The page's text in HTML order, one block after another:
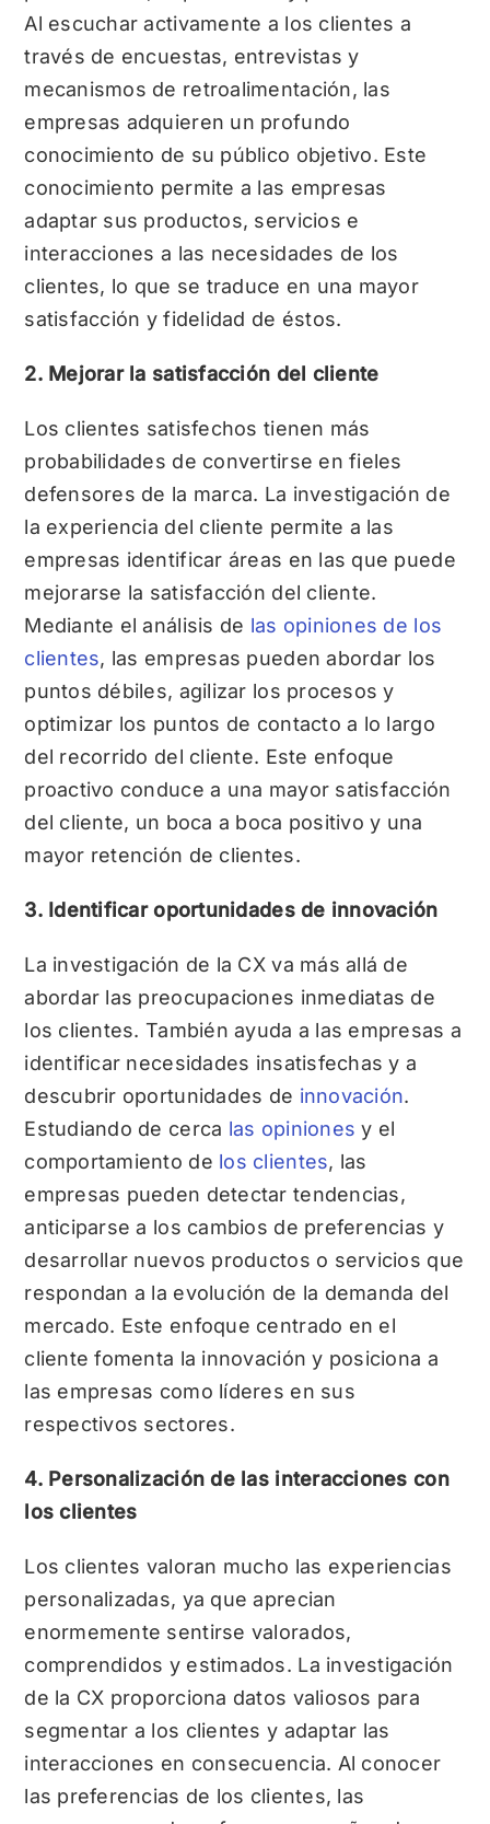
Al escuchar activamente a los clientes a
través de encuestas, entrevistas y
mecanismos de retroalimentación, las
empresas adquieren un profundo
conocimiento de su público objetivo. Este
conocimiento permite a las empresas
adaptar sus productos, servicios e
interacciones a las necesidades de los
clientes, lo que se traduce en una mayor
satisfacción y fidelidad de éstos.
2. Mejorar la satisfacción del cliente
Los clientes satisfechos tienen más
probabilidades de convertirse en fieles
defensores de la marca. La investigación de
la experiencia del cliente permite a las
empresas identificar áreas en las que puede
mejorarse la satisfacción del cliente.
Mediante el análisis de las opiniones de los
clientes, las empresas pueden abordar los
puntos débiles, agilizar los procesos y
optimizar los puntos de contacto a lo largo
del recorrido del cliente. Este enfoque
proactivo conduce a una mayor satisfacción
del cliente, un boca a boca positivo y una
mayor retención de clientes.
3. Identificar oportunidades de innovación
La investigación de la CX va más allá de
abordar las preocupaciones inmediatas de
los clientes. También ayuda a las empresas a
identificar necesidades insatisfechas y a
descubrir oportunidades de innovación.
Estudiando de cerca las opiniones y el
comportamiento de los clientes, las
empresas pueden detectar tendencias,
anticiparse a los cambios de preferencias y
desarrollar nuevos productos o servicios que
respondan a la evolución de la demanda del
mercado. Este enfoque centrado en el
cliente fomenta la innovación y posiciona a
las empresas como líderes en sus
respectivos sectores.
4. Personalización de las interacciones con
los clientes
Los clientes valoran mucho las experiencias
personalizadas, ya que aprecian
enormemente sentirse valorados,
comprendidos y estimados. La investigación
de la CX proporciona datos valiosos para
segmentar a los clientes y adaptar las
interacciones en consecuencia. Al conocer
las preferencias de los clientes, las